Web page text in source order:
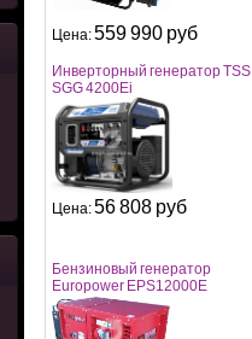
Цена:559 990 руб
Инверторный генератор TSS
SGG 4200Ei
Цена:56 808 руб
Бензиновый генератор
Europower EPS12000E